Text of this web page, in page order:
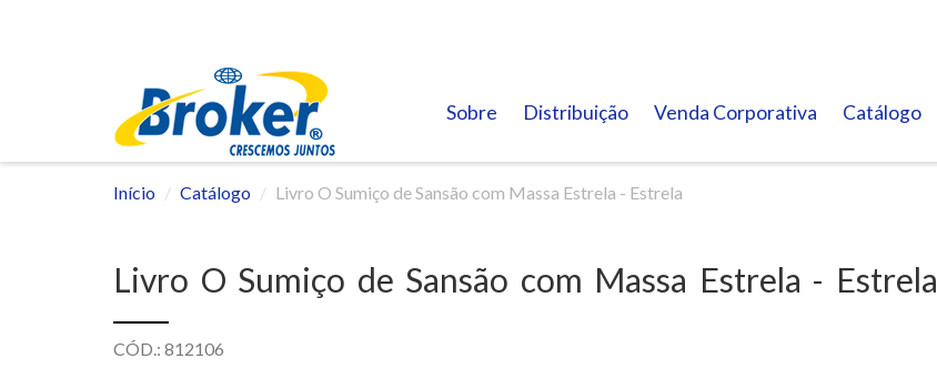
Sobre Distribuição Venda Corporativa Catálogo
Início Catálogo Livro O Sumiço de Sansão com Massa Estrela - Estrela
Livro O Sumiço de Sansão com Massa Estrela - Estrela
CÓD.: 812106